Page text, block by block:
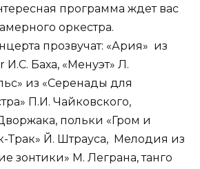
программа ждет вас
оркестра.
прозвучат: «Ария» из
Баха, «Менуэт» Л.
из «Серенады для
П.И. Чайковского,
польки «Гром и
Трак» Й. Штрауса, Мелодия из
зонтики» М. Леграна, танго